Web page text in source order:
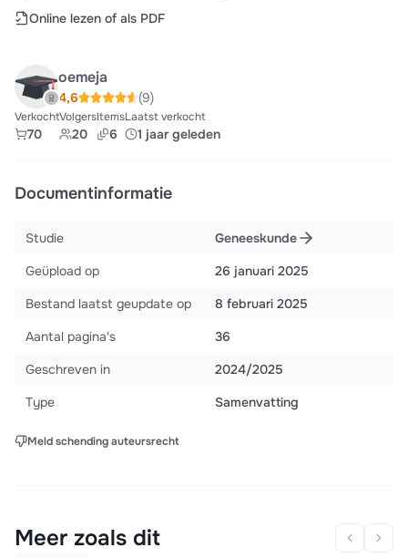
Online lezen of als PDF
oemeja
4,6 (9)
Verkocht
70
Volgers
20
Items
6
Laatst verkocht
1 jaar geleden
Documentinformatie
Studie
Geneeskunde
Geüpload op
26 januari 2025
Bestand laatst geupdate op
8 februari 2025
Aantal pagina's
36
Geschreven in
2024/2025
Type
Samenvatting
Meld schending auteursrecht
Meer zoals dit